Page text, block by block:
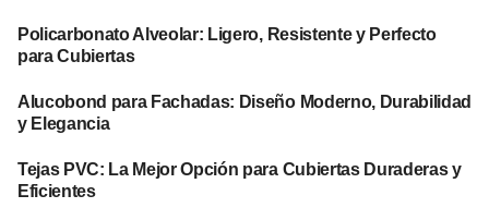
Policarbonato Alveolar: Ligero, Resistente y Perfecto
para Cubiertas
Alucobond para Fachadas: Diseño Moderno, Durabilidad
y Elegancia
Tejas PVC: La Mejor Opción para Cubiertas Duraderas y
Eficientes